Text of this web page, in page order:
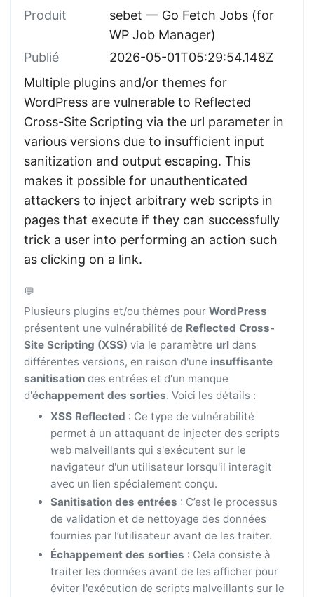
Produit
sebet — Go Fetch Jobs (for
WP Job Manager)
Publié
2026-05-01T05:29:54.148Z
Multiple plugins and/or themes for
WordPress are vulnerable to Reflected
Cross-Site Scripting via the url parameter in
various versions due to insufficient input
sanitization and output escaping. This
makes it possible for unauthenticated
attackers to inject arbitrary web scripts in
pages that execute if they can successfully
trick a user into performing an action such
as clicking on a link.
💬
Plusieurs plugins et/ou thèmes pourWordPress
présentent une vulnérabilité de Reflected Cross-
Site Scripting (XSS) via le paramètre url dans
différentes versions, en raison d'une insuffisante
sanitisation des entrées et d'un manque
d'échappement des sorties. Voici les détails :
XSS Reflected : Ce type de vulnérabilité
permet à un attaquant de injecter des scripts
web malveillants qui s'exécutent sur le
navigateur d'un utilisateur lorsqu'il interagit
avec un lien spécialement conçu.
Sanitisation des entrées : C’est le processus
de validation et de nettoyage des données
fournies par l’utilisateur avant de les traiter.
Échappement des sorties : Cela consiste à
traiter les données avant de les afficher pour
éviter l'exécution de scripts malveillants sur le